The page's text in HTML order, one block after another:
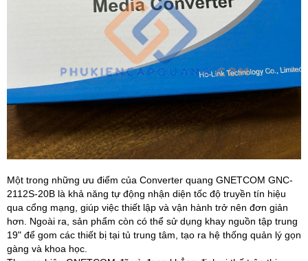
Một trong những ưu điểm của Converter quang GNETCOM GNC-
2112S-20B là khả năng tự động nhận diện tốc độ truyền tín hiệu
qua cổng mạng, giúp việc thiết lập và vận hành trở nên đơn giản
hơn. Ngoài ra, sản phẩm còn có thể sử dụng khay nguồn tập trung
19" để gom các thiết bị tại tủ trung tâm, tạo ra hệ thống quản lý gọn
gàng và khoa học.